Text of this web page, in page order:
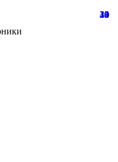
10
33
20
4
40
9
10
1